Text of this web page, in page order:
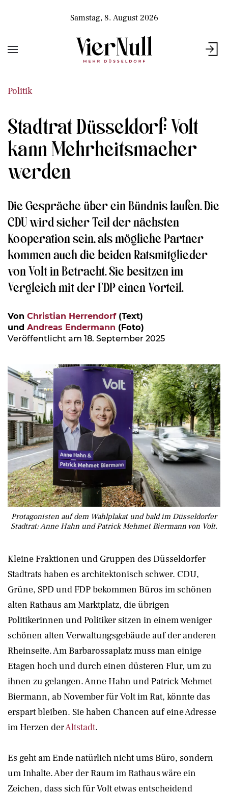
Samstag, 8. August 2026
Politik
Stadtrat Düsseldorf: Volt
kann Mehrheitsmacher
werden
Die Gespräche über ein Bündnis laufen. Die
CDU wird sicher Teil der nächsten
Kooperation sein, als mögliche Partner
kommen auch die beiden Ratsmitglieder
von Volt in Betracht. Sie besitzen im
Vergleich mit der FDP einen Vorteil.
Von Christian Herrendorf(Text)
und Andreas Endermann (Foto)
Veröffentlicht am 18. September 2025
Protagonisten auf dem Wahlplakat und bald im Düsseldorfer
Stadtrat: Anne Hahn und Patrick Mehmet Biermann von Volt.
Kleine Fraktionen und Gruppen des Düsseldorfer
Stadtrats haben es architektonisch schwer. CDU,
Grüne, SPD und FDP bekommen Büros im schönen
alten Rathaus am Marktplatz, die übrigen
Politikerinnen und Politiker sitzen in einem weniger
schönen alten Verwaltungsgebäude auf der anderen
Rheinseite. Am Barbarossaplatz muss man einige
Etagen hoch und durch einen düsteren Flur, um zu
ihnen zu gelangen. Anne Hahn und Patrick Mehmet
Biermann, ab November für Volt im Rat, könnte das
erspart bleiben. Sie haben Chancen auf eine Adresse
im Herzen derAltstadt.
Es geht am Ende natürlich nicht ums Büro, sondern
um Inhalte. Aber der Raum im Rathaus wäre ein
Zeichen, dass sich für Volt etwas entscheidend